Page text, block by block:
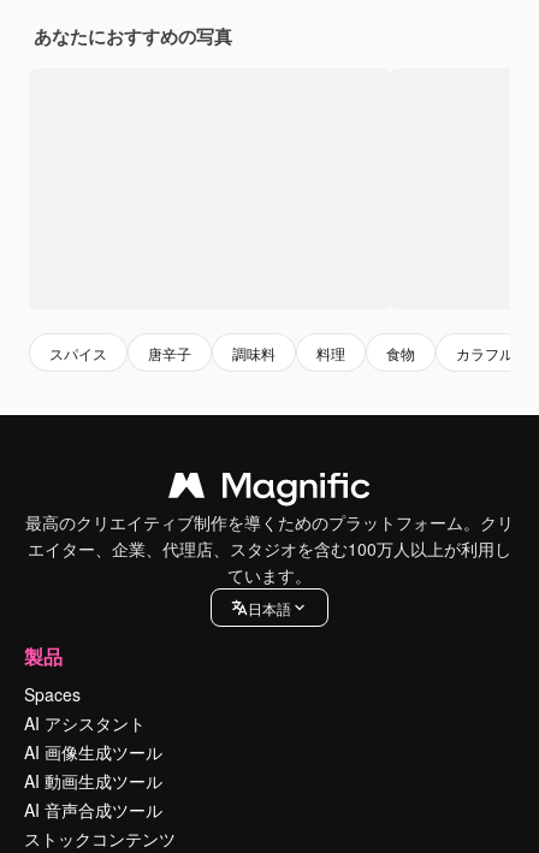
あなたにおすすめの写真
スパイス 唐辛子 調味料 料理 食物 カラフル
最高のクリエイティブ制作を導くためのプラットフォーム。クリ
エイター、企業、代理店、スタジオを含む100万人以上が利用し
ています。
日本語
製品
Spaces
AI アシスタント
AI 画像生成ツール
AI 動画生成ツール
AI 音声合成ツール
ストックコンテンツ